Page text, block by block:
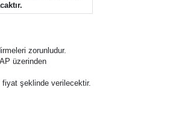
zorunludur.
üzerinden
fiyat şeklinde verilecektir.